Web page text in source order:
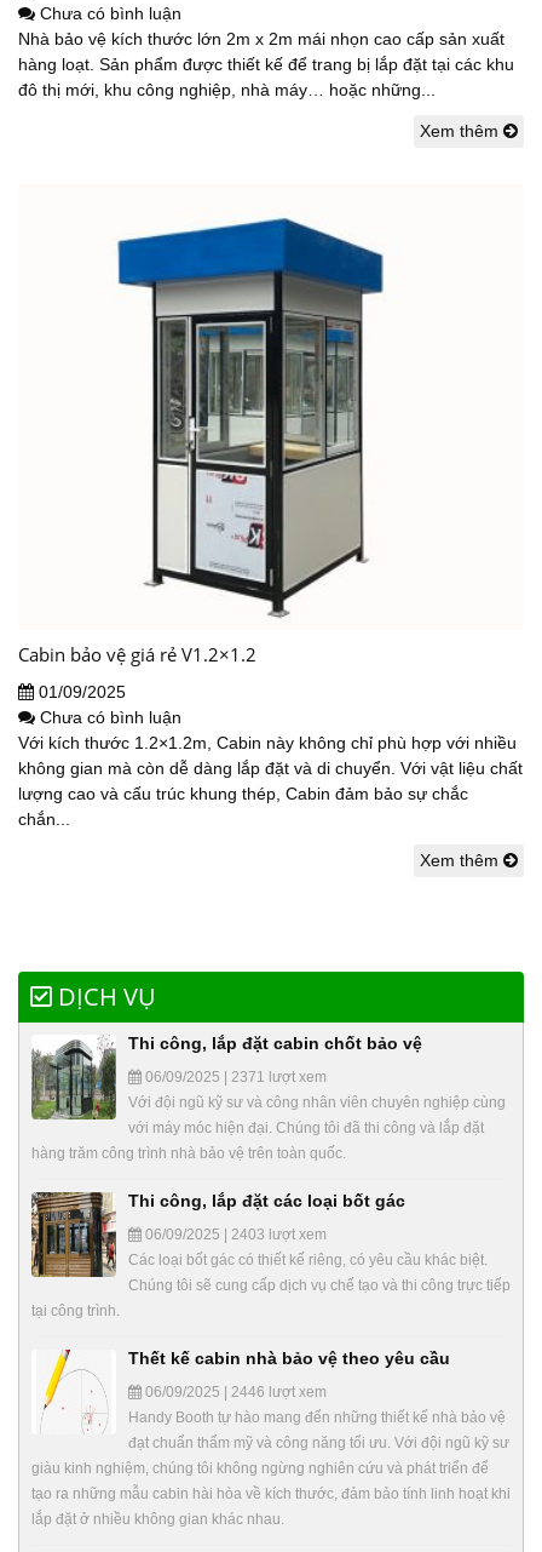
Chưa có bình luận
Nhà bảo vệ kích thước lớn 2m x 2m mái nhọn cao cấp sản xuất
hàng loạt. Sản phẩm được thiết kế để trang bị lắp đặt tại các khu
đô thị mới, khu công nghiệp, nhà máy… hoặc những...
Xem thêm
Cabin bảo vệ giá rẻ V1.2×1.2
01/09/2025
Chưa có bình luận
Với kích thước 1.2×1.2m, Cabin này không chỉ phù hợp với nhiều
không gian mà còn dễ dàng lắp đặt và di chuyển. Với vật liệu chất
lượng cao và cấu trúc khung thép, Cabin đảm bảo sự chắc
chắn...
Xem thêm
DỊCH VỤ
Thi công, lắp đặt cabin chốt bảo vệ
06/09/2025 | 2371 lượt xem
Với đội ngũ kỹ sư và công nhân viên chuyên nghiệp cùng
với máy móc hiện đại. Chúng tôi đã thi công và lắp đặt
hàng trăm công trình nhà bảo vệ trên toàn quốc.
Thi công, lắp đặt các loại bốt gác
06/09/2025 | 2403 lượt xem
Các loại bốt gác có thiết kế riêng, có yêu cầu khác biệt.
Chúng tôi sẽ cung cấp dịch vụ chế tạo và thi công trực tiếp
tại công trình.
Thết kế cabin nhà bảo vệ theo yêu cầu
06/09/2025 | 2446 lượt xem
Handy Booth tự hào mang đến những thiết kế nhà bảo vệ
đạt chuẩn thẩm mỹ và công năng tối ưu. Với đội ngũ kỹ sư
giàu kinh nghiệm, chúng tôi không ngừng nghiên cứu và phát triển để
tạo ra những mẫu cabin hài hòa về kích thước, đảm bảo tính linh hoạt khi
lắp đặt ở nhiều không gian khác nhau.